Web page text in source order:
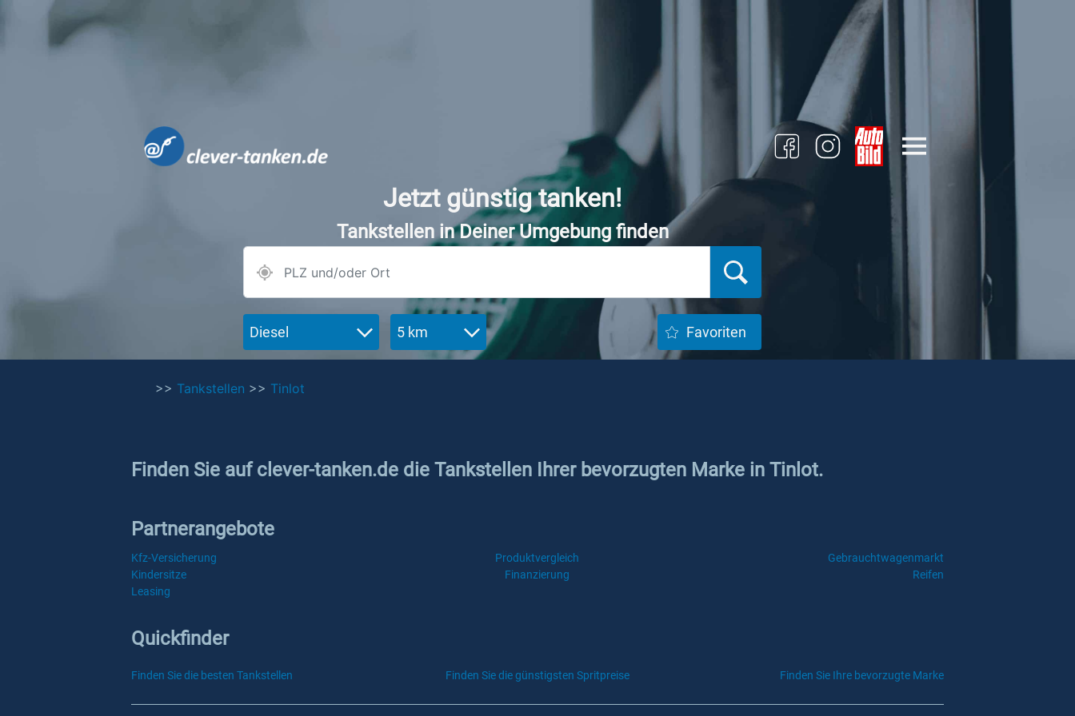
Jetzt günstig tanken!
Tankstellen in Deiner Umgebung finden
Diesel 5 km Favoriten
>> Tankstellen >> Tinlot
Finden Sie auf clever-tanken.de die Tankstellen Ihrer bevorzugten Marke in Tinlot.
Partnerangebote
Kfz-Versicherung Produktvergleich
Gebrauchtwagenmarkt
Kindersitze
Finanzierung
Reifen
Leasing
Quickfinder
Finden Sie die besten Tankstellen Finden Sie die günstigsten Spritpreise Finden Sie Ihre bevorzugte Marke